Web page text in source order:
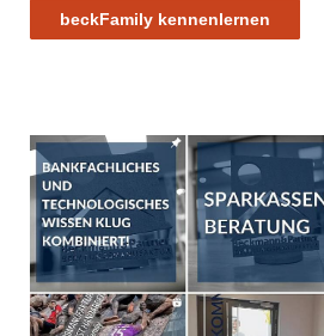
beckFamily kennenlernen